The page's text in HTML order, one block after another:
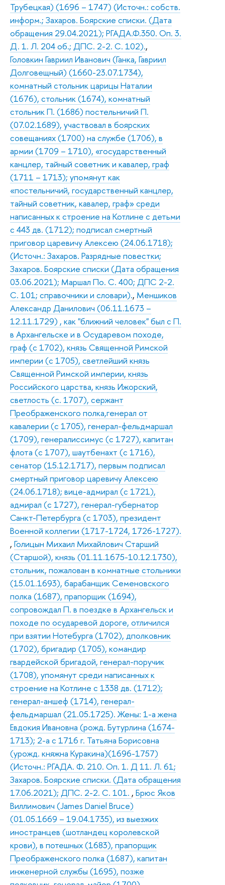
Трубецкая) (1696 – 1747) (Источн.: собств.
информ.; Захаров. Боярские списки. (Дата
обращения 29.04.2021); РГАДА.Ф.350. Оп. 3.
Д. 1. Л. 204 об.; ДПС. 2-2. С. 102).,
Головкин Гавриил Иванович (Ганка, Гавриил
Долговещный) (1660-23.07.1734),
комнатный стольник царицы Наталии
(1676), стольник (1674), комнатный
стольник П. (1686) постельничий П.
(07.02.1689), участвовал в боярских
совещаниях (1700) на службе (1706), в
армии (1709 – 1710), «государственный
канцлер, тайный советник и кавалер, граф
(1711 – 1713); упомянут как
«постельничий, государственный канцлер,
тайный советник, кавалер, граф» среди
написанных к строение на Котлине с детьми
с 443 дв. (1712); подписал смертный
приговор царевичу Алексею (24.06.1718);
(Источн.: Захаров. Разрядные повестки;
Захаров. Боярские списки (Дата обращения
03.06.2021); Маршал По. С. 400; ДПС 2-2.
С. 101; справочники и словари)., Меншиков
Александр Данилович (06.11.1673 –
12.11.1729) , как "ближний человек" был с П.
в Архангельске и в Осударевом походе,
граф (с 1702), князь Священной Римской
империи (с 1705), светлейший князь
Священной Римской империи, князь
Российского царства, князь Ижорский,
светлость (с. 1707), сержант
Преображенского полка,генерал от
кавалерии (с 1705), генерал-фельдмаршал
(1709), генералиссимус (с 1727), капитан
флота (с 1707), шаутбенахт (с 1716),
сенатор (15.12.1717), первым подписал
смертный приговор царевичу Алексею
(24.06.1718); вице-адмирал (с 1721),
адмирал (с 1727), генерал-губернатор
Санкт-Петербурга (с 1703), президент
Военной коллегии (1717-1724, 1726-1727).
, Голицын Михаил Михайлович Старший
(Старшой), князь (01.11.1675-10.12.1730),
стольник, пожалован в комнатные стольники
(15.01.1693), барабанщик Семеновского
полка (1687), прапорщик (1694),
сопровождал П. в поездке в Архангельск и
походе по осударевой дороге, отличился
при взятии Нотебурга (1702), дполковник
(1702), бригадир (1705), командир
гвардейской бригадой, генерал-поручик
(1708), упомянут среди написанных к
строение на Котлине с 1338 дв. (1712);
генерал-аншеф (1714), генерал-
фельдмаршал (21.05.1725). Жены: 1-а жена
Евдокия Ивановна (рожд. Бутурлина (1674-
1713); 2-а с 1716 г. Татьяна Борисовна
(урожд. княжна Куракина)(1696-1757)
(Источн.: РГАДА. Ф. 210. Оп. 1. Д 11. Л. 61;
Захаров. Боярские списки. (Дата обращения
17.06.2021); ДПС. 2-2. С. 101. , Брюс Яков
Виллимович (James Daniel Bruce)
(01.05.1669 – 19.04.1735), из выезжих
иностранцев (шотландец королевской
крови), в потешных (1683), прапорщик
Преображенского полка (1687), капитан
инженерной службы (1695), позже